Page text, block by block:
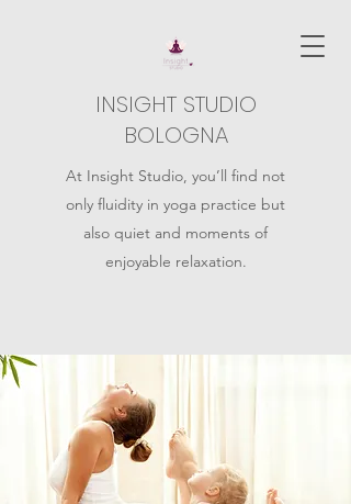
INSIGHT STUDIO
BOLOGNA
At Insight Studio, you’ll find not
only fluidity in yoga practice but
also quiet and moments of
enjoyable relaxation.